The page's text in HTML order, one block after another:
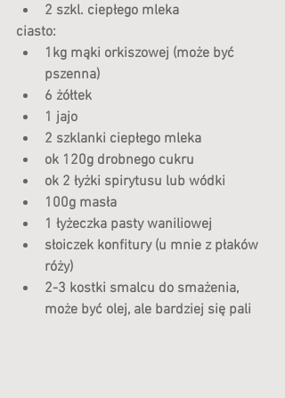
2 szkl. ciepłego mleka
ciasto:
1kg mąki orkiszowej (może być
pszenna)
6 żółtek
1 jajo
2 szklanki ciepłego mleka
ok 120g drobnego cukru
ok 2 łyżki spirytusu lub wódki
100g masła
1 łyżeczka pasty waniliowej
słoiczek konfitury (u mnie z płaków
róży)
2-3 kostki smalcu do smażenia,
może być olej, ale bardziej się pali